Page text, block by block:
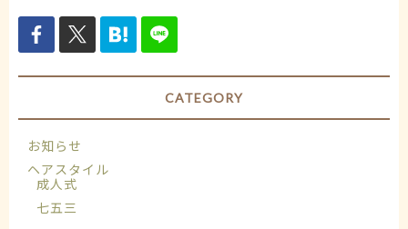
CATEGORY
お知らせ
ヘアスタイル
成人式
七五三